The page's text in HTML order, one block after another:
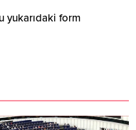
yukarıdaki form